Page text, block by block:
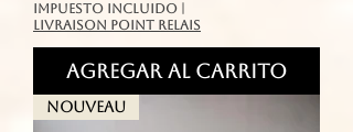
Impuesto incluido
livraison point relais
Agregar al carrito
Nouveau